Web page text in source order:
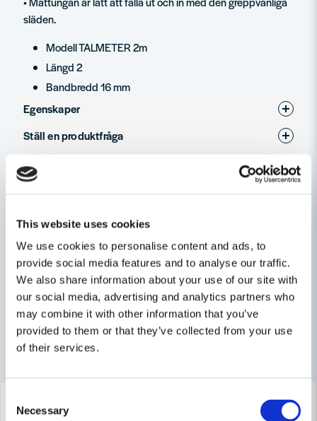
This website uses cookies
We use cookies to personalise content and ads, to
provide social media features and to analyse our traffic.
We also share information about your use of our site with
our social media, advertising and analytics partners who
may combine it with other information that you’ve
provided to them or that they’ve collected from your use
of their services.
Selection
Necessary
släden.
Modell TALMETER 2m
Längd 2
Bandbredd 16 mm
Egenskaper
Produkttyp
Ställ en produktfråga
question
Fråga oss något om denna produkten...
name
Namn
emailMejladress
Relaterade kategorier
Mätverktyg & Vattenpass
Maskin, Laser & Handverktyg
Handverktyg
Andra produkter i kategorin